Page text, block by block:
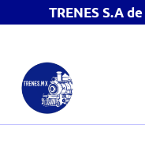
TRENES S.A
contenido